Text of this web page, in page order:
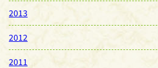
2013
2012
2011